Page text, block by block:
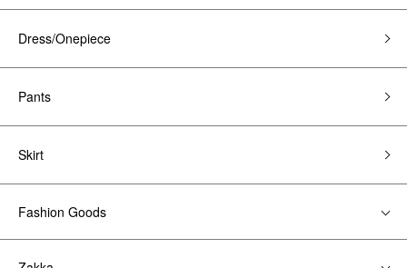
Dress/Onepiece
Pants
Skirt
Fashion Goods